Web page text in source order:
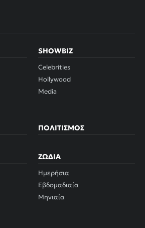
SHOWBIZ
Celebrities
Hollywood
Media
ΠΟΛΙΤΙΣΜΌΣ
ΖΏΔΙΑ
Ημερήσια
Εβδομαδιαία
Μηνιαία